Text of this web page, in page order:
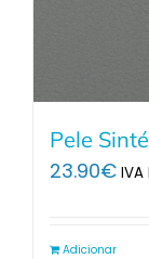
Pele
23.90€
Adicionar